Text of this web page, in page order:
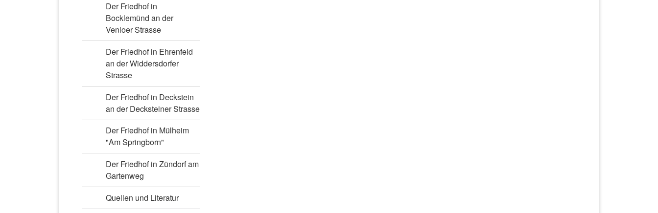
Der Friedhof in
Bocklemünd an der
Venloer Strasse
Der Friedhof in Ehrenfeld
an der Widdersdorfer
Strasse
Der Friedhof in Deckstein
an der Decksteiner Strasse
Der Friedhof in Mülheim
"Am Springborn"
Der Friedhof in Zündorf am
Gartenweg
Quellen und Literatur